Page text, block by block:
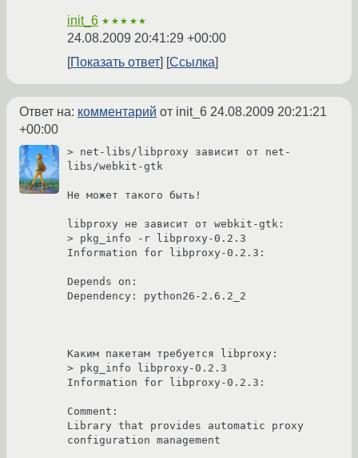
init_6 ★★★★★
24.08.2009 20:41:29 +00:00
Показать ответ
Ссылка
Ответ на: комментарий от init_6 24.08.2009 20:21:21
+00:00
> net-libs/libproxy зависит от net-
libs/webkit-gtk
Не может такого быть!
libproxy не зависит от webkit-gtk:
> pkg_info -r libproxy-0.2.3
Information for libproxy-0.2.3:
Depends on:
Dependency: python26-2.6.2_2
Каким пакетам требуется libproxy:
> pkg_info libproxy-0.2.3
Information for libproxy-0.2.3:
Comment:
Library that provides automatic proxy
configuration management